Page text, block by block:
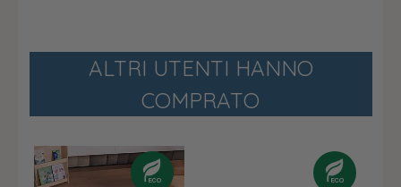
ALTRI UTENTI HANNO
COMPRATO